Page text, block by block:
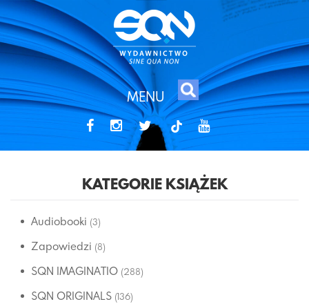
MENU
tiktok
KATEGORIE KSIĄŻEK
Audiobooki (3)
Zapowiedzi (8)
SQN IMAGINATIO (288)
SQN ORIGINALS (136)